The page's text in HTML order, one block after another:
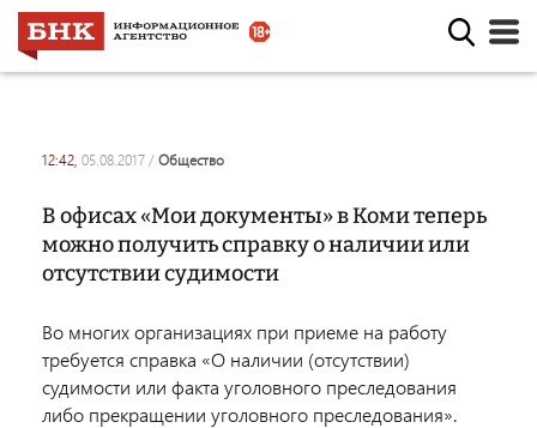
12:42, 05.08.2017 / общество
В офисах «Мои документы» в Коми теперь
можно получить справку о наличии или
отсутствии судимости
Во многих организациях при приеме на работу
требуется справка «О наличии (отсутствии)
судимости или факта уголовного преследования
либо прекращении уголовного преследования».